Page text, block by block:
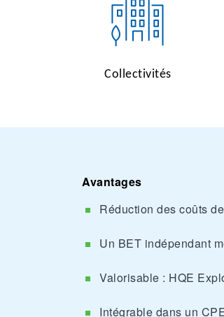
Collectivités
Avantages
Réduction des coûts
Un BET indépendant
Valorisable : HQE
Intégrable dans un